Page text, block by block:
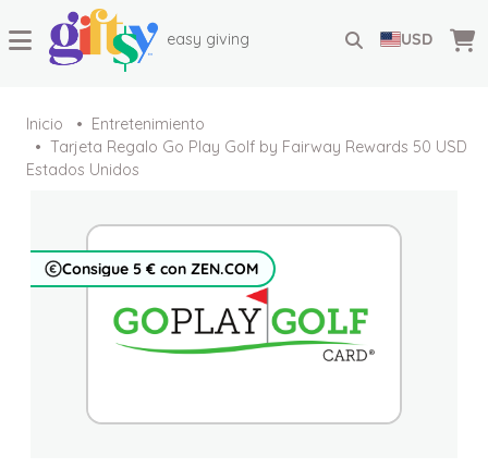
easy giving USD
Inicio
Entretenimiento
Tarjeta Regalo Go Play Golf by Fairway Rewards 50 USD
Estados Unidos
Consigue 5 € con ZEN.COM